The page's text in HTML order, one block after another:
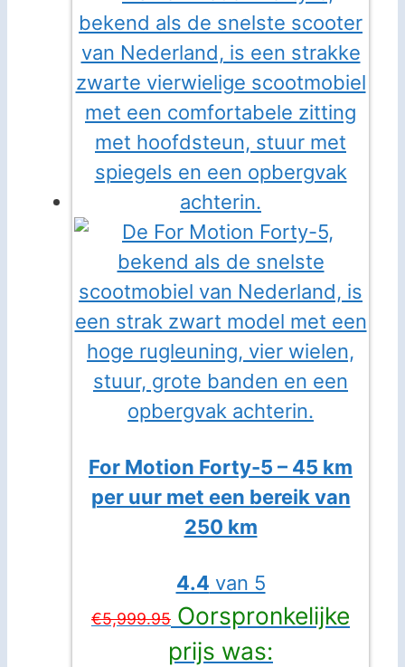
For Motion Forty-5 – 45 km
per uur met een bereik van
250 km
4.4 van 5
€5,999.95 Oorspronkelijke
prijs was: